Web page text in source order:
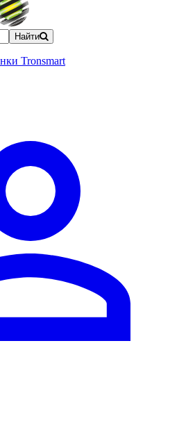
Найти
Tronsmart